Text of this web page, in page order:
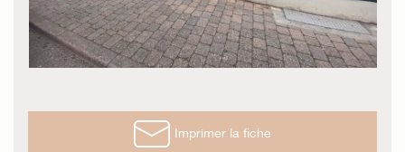
Imprimer la fiche